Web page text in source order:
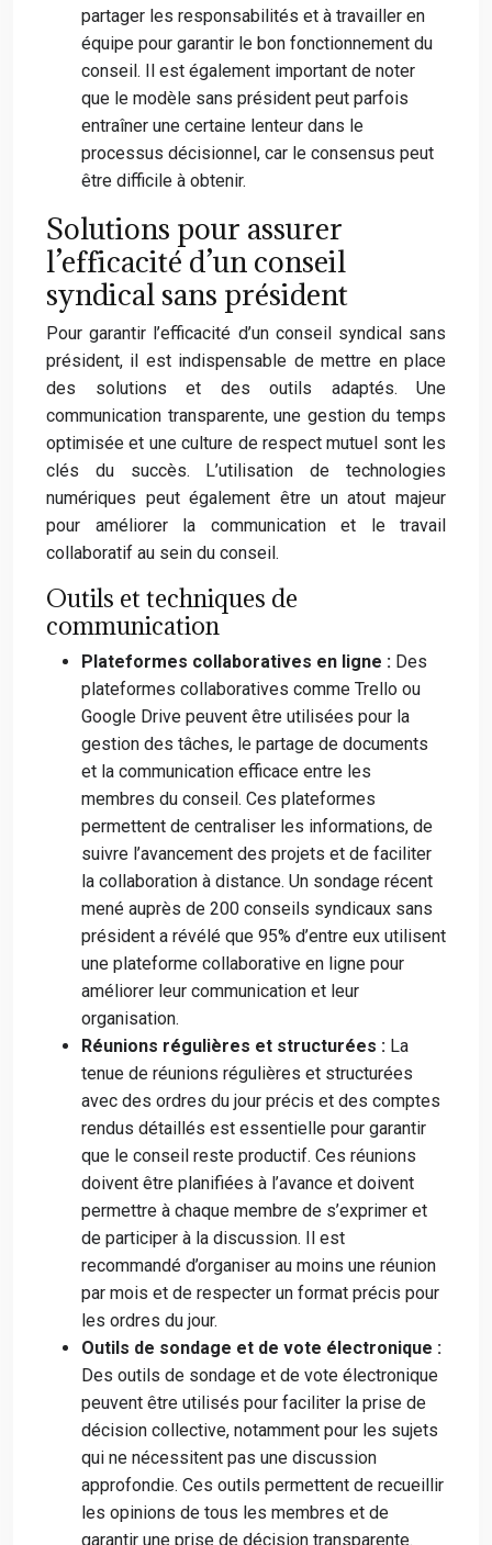
partager les responsabilités et à travailler en
équipe pour garantir le bon fonctionnement du
conseil. Il est également important de noter
que le modèle sans président peut parfois
entraîner une certaine lenteur dans le
processus décisionnel, car le consensus peut
être difficile à obtenir.
Solutions pour assurer
l’efficacité d’un conseil
syndical sans président
Pour garantir l’efficacité d’un conseil syndical sans
président, il est indispensable de mettre en place
des solutions et des outils adaptés. Une
communication transparente, une gestion du temps
optimisée et une culture de respect mutuel sont les
clés du succès. L’utilisation de technologies
numériques peut également être un atout majeur
pour améliorer la communication et le travail
collaboratif au sein du conseil.
Outils et techniques de
communication
Plateformes collaboratives en ligne : Des
plateformes collaboratives comme Trello ou
Google Drive peuvent être utilisées pour la
gestion des tâches, le partage de documents
et la communication efficace entre les
membres du conseil. Ces plateformes
permettent de centraliser les informations, de
suivre l’avancement des projets et de faciliter
la collaboration à distance. Un sondage récent
mené auprès de 200 conseils syndicaux sans
président a révélé que 95% d’entre eux utilisent
une plateforme collaborative en ligne pour
améliorer leur communication et leur
organisation.
Réunions régulières et structurées : La
tenue de réunions régulières et structurées
avec des ordres du jour précis et des comptes
rendus détaillés est essentielle pour garantir
que le conseil reste productif. Ces réunions
doivent être planifiées à l’avance et doivent
permettre à chaque membre de s’exprimer et
de participer à la discussion. Il est
recommandé d’organiser au moins une réunion
par mois et de respecter un format précis pour
les ordres du jour.
Outils de sondage et de vote électronique :
Des outils de sondage et de vote électronique
peuvent être utilisés pour faciliter la prise de
décision collective, notamment pour les sujets
qui ne nécessitent pas une discussion
approfondie. Ces outils permettent de recueillir
les opinions de tous les membres et de
garantir une prise de décision transparente.